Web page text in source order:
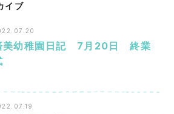
イブ
美幼稚園日記 7月20日 終業